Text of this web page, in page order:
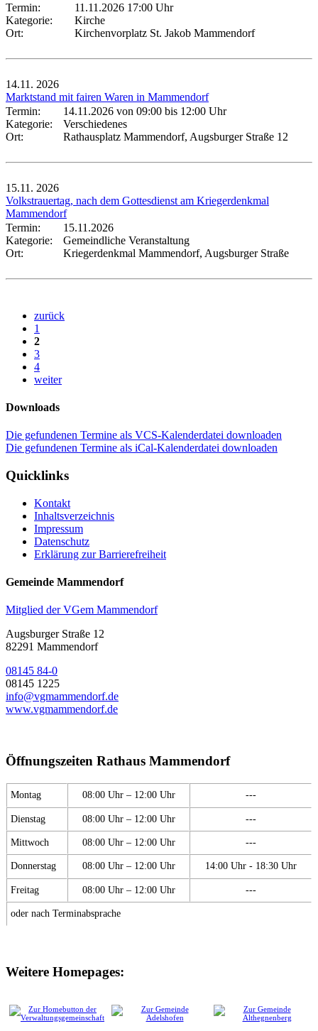
Termin:
11.11.2026 17:00 Uhr
Kategorie:
Kirche
Ort:
Kirchenvorplatz St. Jakob Mammendorf
14.11. 2026
Marktstand mit fairen Waren in Mammendorf
Termin:
14.11.2026 von 09:00 bis 12:00 Uhr
Kategorie:
Verschiedenes
Ort:
Rathausplatz Mammendorf, Augsburger Straße 12
15.11. 2026
Volkstrauertag, nach dem Gottesdienst am Kriegerdenkmal
Mammendorf
Termin:
15.11.2026
Kategorie:
Gemeindliche Veranstaltung
Ort:
Kriegerdenkmal Mammendorf, Augsburger Straße
zurück
1
2
3
4
weiter
Downloads
Die gefundenen Termine als VCS-Kalenderdatei downloaden
Die gefundenen Termine als iCal-Kalenderdatei downloaden
Quicklinks
Kontakt
Inhaltsverzeichnis
Impressum
Datenschutz
Erklärung zur Barrierefreiheit
Gemeinde Mammendorf
Mitglied der VGem Mammendorf
Augsburger Straße 12
82291 Mammendorf
08145 84-0
08145 1225
info@vgmammendorf.de
www.vgmammendorf.de
Öffnungszeiten Rathaus Mammendorf
Montag 08:00 Uhr – 12:00 Uhr ---
Dienstag 08:00 Uhr – 12:00 Uhr ---
Mittwoch 08:00 Uhr – 12:00 Uhr ---
Donnerstag 08:00 Uhr – 12:00 Uhr 14:00 Uhr - 18:30 Uhr
Freitag 08:00 Uhr – 12:00 Uhr ---
oder nach Terminabsprache
Weitere Homepages: